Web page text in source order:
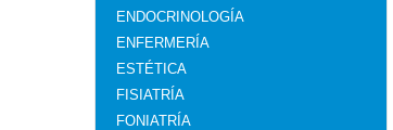
ENDOCRINOLOGÍA
ENFERMERÍA
ESTÉTICA
FISIATRÍA
FONIATRÍA